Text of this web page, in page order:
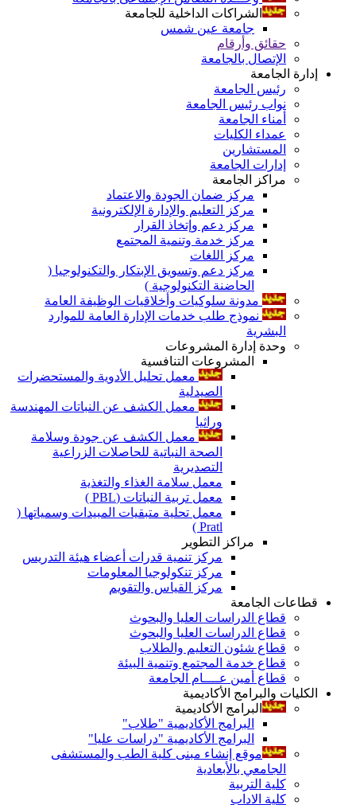
الشراكات الداخلية للجامعة
جامعة عين شمس
حقائق وأرقام
الإتصال بالجامعة
إدارة الجامعة
رئيس الجامعة
نواب رئيس الجامعة
أمناء الجامعة
عمداء الكليات
المستشارين
إدارات الجامعة
مراكز الجامعة
مركز ضمان الجودة والاعتماد
مركز التعليم والإدارة الإلكترونية
مركز دعم وإتخاذ القرار
مركز خدمة وتنمية المجتمع
مركز اللغات
مركز دعم وتسويق الإبتكار والتكنولوجيا (
الحاضنة التكنولوجية )
مدونة سلوكيات وأخلاقيات الوظيفة العامة
نموذج طلب خدمات الإدارة العامة للموارد
البشرية
وحدة إدارة المشروعات
المشروعات التنافسية
معمل تحليل الأدوية والمستحضرات
الصيدلية
معمل الكشف عن النباتات المهندسة
وراثيا
معمل الكشف عن جودة وسلامة
الصحة النباتية للحاصلات الزراعية
التصديرية
معمل سلامة الغذاء والتغذية
معمل تربية النباتات (PBL )
معمل تحلية متبقيات المبيدات وسمياتها (
Pratl )
مراكز التطوير
مركز تنمية قدرات أعضاء هيئة التدريس
مركز تنكولوجيا المعلومات
مركز القياس والتقويم
قطاعات الجامعة
قطاع الدراسات العليا والبحوث
قطاع الدراسات العليا والبحوث
قطاع شئون التعليم والطلاب
قطاع خدمة المجتمع وتنمية البيئة
قطاع أمين عــــام الجامعة
الكليات والبرامج الأكاديمية
البرامج الأكاديمية
البرامج الأكاديمية "طلاب"
البرامج الأكاديمية "دراسات عليا"
موقع إنشاء مبنى كلية الطب والمستشفى
الجامعي بالأبعادية
كلية التربية
كلية الاداب